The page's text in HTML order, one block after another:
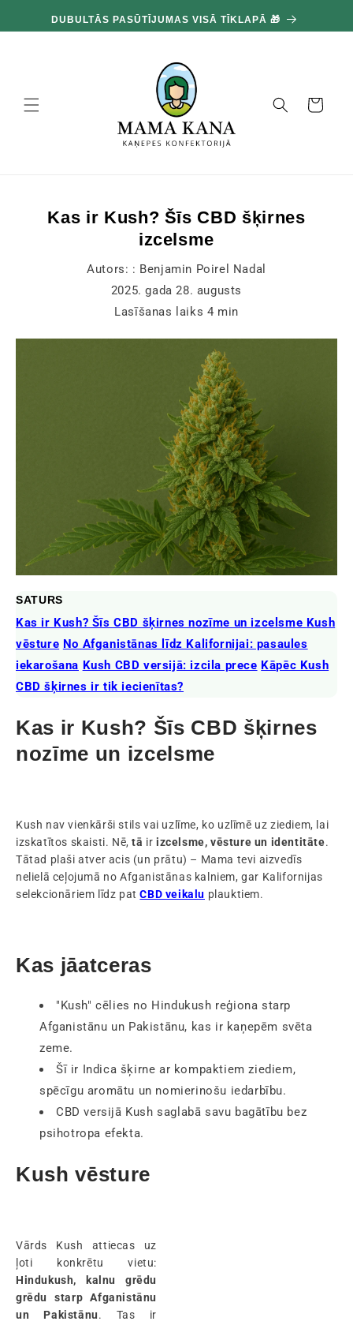
pāriet
pie
DUBULTĀS PASŪTĪJUMAS VISĀ TĪKLAPĀ 🎁
Grozs
Kas ir Kush? Šīs CBD šķirnes
izcelsme
Autors: : Benjamin Poirel Nadal
2025. gada 28. augusts
Lasīšanas laiks 4 min
SATURS
Kas ir Kush? Šīs CBD šķirnes nozīme un izcelsme Kush
vēsture No Afganistānas līdz Kalifornijai: pasaules
iekarošana Kush CBD versijā: izcila prece Kāpēc Kush
CBD šķirnes ir tik iecienītas?
Kas ir Kush? Šīs CBD šķirnes
nozīme un izcelsme
Kush nav vienkārši stils vai uzlīme, ko uzlīmē uz ziediem, lai
izskatītos skaisti. Nē,tā irizcelsme, vēsture un identitāte.
Tātad plaši atver acis (un prātu) – Mama tevi aizvedīs
nelielā ceļojumā no Afganistānas kalniem, gar Kalifornijas
selekcionāriem līdz patCBD veikalu plauktiem.
Kas jāatceras
"Kush" cēlies no Hindukush reģiona starp
Afganistānu un Pakistānu, kas ir kaņepēm svēta
zeme.
Šī ir Indica šķirne ar kompaktiem ziediem,
spēcīgu aromātu un nomierinošu iedarbību.
CBD versijā Kush saglabā savu bagātību bez
psihotropa efekta.
Kush vēsture
Vārds Kush attiecas uz
ļoti konkrētu vietu:
Hindukush, kalnu grēdu
grēdu starp Afganistānu
un Pakistānu. Tas ir